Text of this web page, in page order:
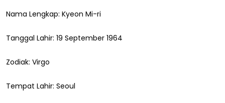
Nama Lengkap: Kyeon Mi-ri
Tanggal Lahir: 19 September 1964
Zodiak: Virgo
Tempat Lahir: Seoul